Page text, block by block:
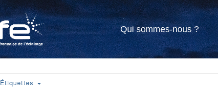
Qui sommes-nous ?
Étiquettes